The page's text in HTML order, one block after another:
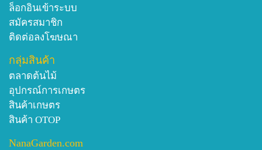
ล็อกอินเข้าระบบ
สมัครสมาชิก
ติดต่อลงโฆษณา
กลุ่มสินค้า
ตลาดต้นไม้
อุปกรณ์การเกษตร
สินค้าเกษตร
สินค้า OTOP
NanaGarden.com